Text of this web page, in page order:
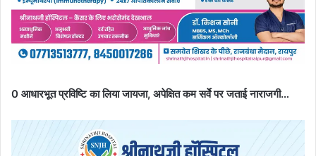
0 आधारभूत प्रविष्टि का लिया जायजा, अपेक्षित कम सर्वे पर जताई नाराजगी…